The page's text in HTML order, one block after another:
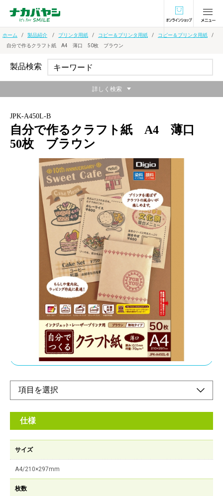
オンラインショ
ホーム 製品紹介 プリンタ用紙 コピー＆プリンタ用紙
コピー＆プリンタ用紙
自分で作るクラフト紙 A4 薄口 50枚 ブラウン
JPK-A450L-B
自分で作るクラフト紙 A4 薄口
50枚 ブラウン
マルチな用途にお使いいただけるクラフト用紙。
クラフトの風合いを生かした、ナチュラル感のあ
る印刷物がつくれます。
メーカー希望小売価格：
+ 税
インクジェット＆レーザープリンタ用。染料＆顔料インク対応。
オンラインショップ
仕様
サイズ
A4/210×297mm
枚数
製品検索
詳しく検索